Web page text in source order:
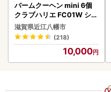
バームクーヘン mini 6個
クラブハリエ FC01W シェ
アボックス バウムクーヘ
ン
滋賀県近江八幡市
(218)
10,000